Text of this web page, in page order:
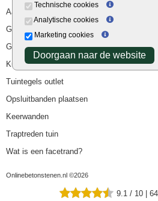
Technische cookies
Analytische cookies
Marketing cookies
Doorgaan naar de website
Aanbiedingen
Goedkope bestrating
Goedkope tuintegels
Kunstgras
Tuintegels outlet
Opsluitbanden plaatsen
Keerwanden
Traptreden tuin
Wat is een facetrand?
Onlinebetonstenen.nl ©2026
9.1 / 10 |